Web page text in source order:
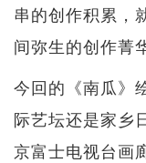
串的创作积累，
间弥生的创作菁
今回的《南瓜》
际艺坛还是家乡
京富士电视台画